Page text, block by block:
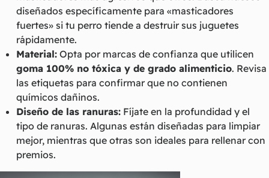
diseñados específicamente para «masticadores
fuertes» si tu perro tiende a destruir sus juguetes
rápidamente.
Material: Opta por marcas de confianza que utilicen
goma 100% no tóxica y de grado alimenticio. Revisa
las etiquetas para confirmar que no contienen
químicos dañinos.
Diseño de las ranuras: Fíjate en la profundidad y el
tipo de ranuras. Algunas están diseñadas para limpiar
mejor, mientras que otras son ideales para rellenar con
premios.